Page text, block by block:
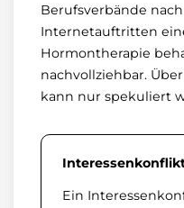
Berufsverbände
Internetauftritten
Hormontherapie
nachvollziehbar.
kann nur spekuliert
Ein